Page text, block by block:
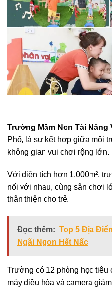
Trường Mầm Non Tài Năng
Phổ, là sự kết hợp giữa môi
không gian vui chơi rộng lớn.
Với diện tích hơn 1.000m²,
nối với nhau, cùng sân chơi
thân thiện cho trẻ.
Đọc thêm: Top 5 Địa
Ngãi Ngon Hết Nấc
Trường có 12 phòng học tiêu
máy điều hòa và camera